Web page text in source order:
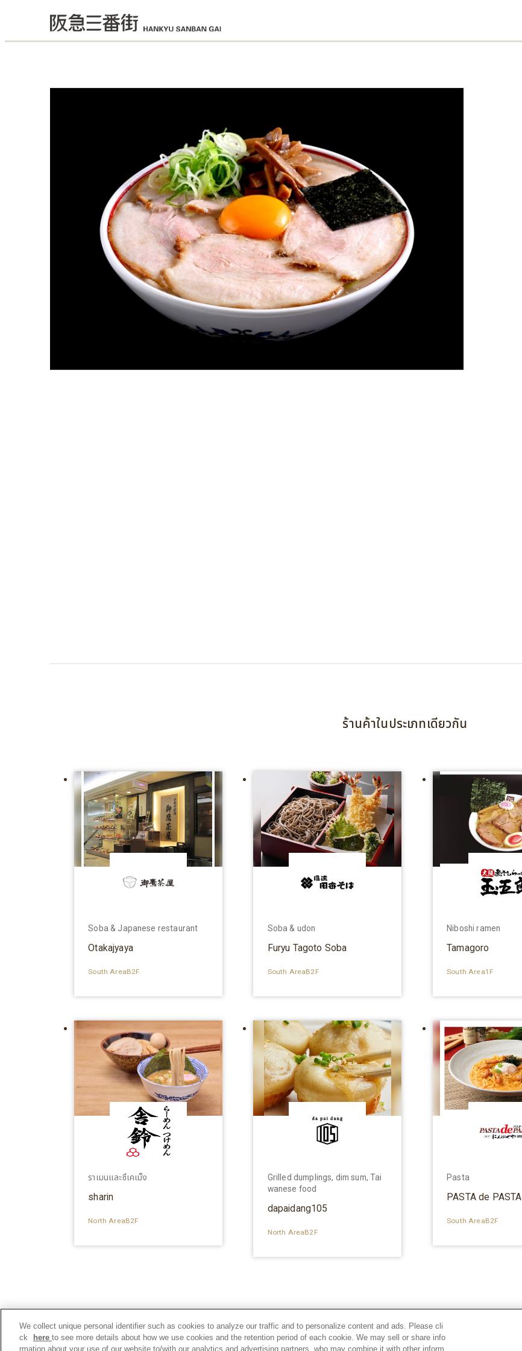
ร้านค้าในประเภทเดียวกัน
Soba & Japanese restaurant
Otakajyaya
South AreaB2F
Soba & udon
Furyu Tagoto Soba
South AreaB2F
Niboshi ramen
Tamagoro
South Area1F
ราเมนและซึเคเม็ง
sharin
North AreaB2F
Grilled dumplings, dim sum, Tai
wanese food
dapaidang105
North AreaB2F
Pasta
PASTA de PASTA
South AreaB2F
We collect unique personal identifier such as cookies to analyze our traffic and to personalize content and ads. Please cli
ck
here to see more details about how we use cookies and the retention period of each cookie. We may sell or share info
rmation about your use of our website to/with our analytics and advertising partners, who may combine it with other inform